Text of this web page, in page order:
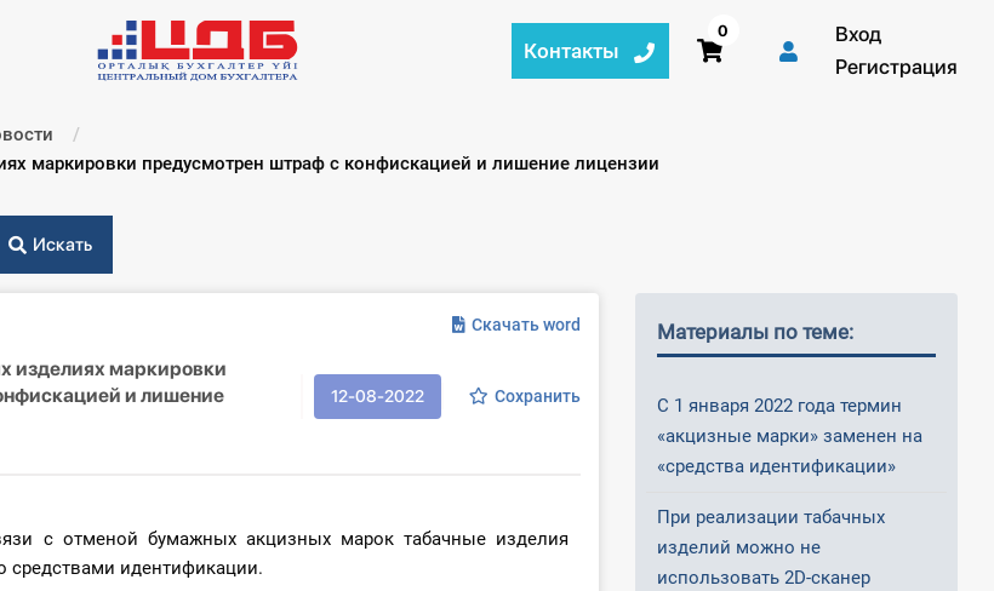
Контакты
0
Вход
Регистрация
маркировки предусмотрен штраф с конфискацией и лишение лицензии
Искать
Скачать word
изделиях маркировки
и лишение
12-08-2022 Сохранить
с отменой бумажных акцизных марок табачные изделия
средствами идентификации.
Материалы по теме:
С 1 января 2022 года термин
«акцизные марки» заменен на
«средства идентификации»
При реализации табачных
изделий можно не
использовать 2D-сканер